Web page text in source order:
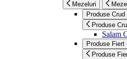
Mezeluri
Produse
Produse
Salam
Produse Fiert
Produse